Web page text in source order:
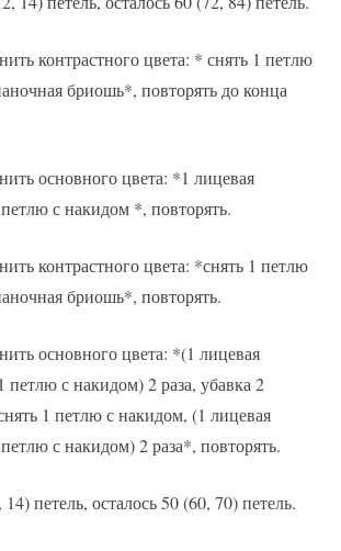
контрастного цвета: * снять 1 петлю
бриошь*, повторять до конца
основного цвета: *1 лицевая
с накидом *, повторять.
контрастного цвета: *снять 1 петлю
бриошь*, повторять.
основного цвета: *(1 лицевая
петлю с накидом) 2 раза, убавка 2
1 петлю с накидом, (1 лицевая
с накидом) 2 раза*, повторять.
петель, осталось 50 (60, 70) петель.